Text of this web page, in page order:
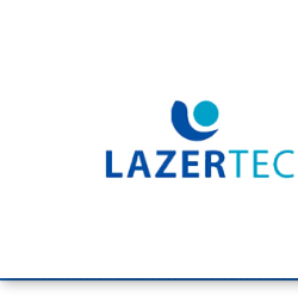
Piscinas